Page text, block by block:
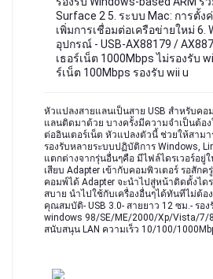
Surface 2 5. ระบบ Mac: การตั้ง
เพิ่มการเชื่อมต่อเครือข่ายใหม่ 6.
อุปกรณ์ - USB-AX88179 /
เธอร์เน็ต 1000Mbps ไม่รองรับ
ร์เน็ต 100Mbps รองรับ wii u
หัวแปลงสายแลนเป็นสาย USB สำหรับค
แลนติดมาด้วย บางครั้งมีความจำเป็นต้อง
ต่ออินเตอร์เน็ต หัวแปลงตัวนี้ ช่วยให้สาม
รองรับหลายระบบปฏิบัติการ Windows,
แตกต่างจากรุ่นอื่นๆคือ มีไฟล์ไดรเวอร์อยู่
เสียบ Adapter เข้ากับคอมพิวเตอร์ รอสัก
คอมพ์ได้ Adapter จะนำไปสู่หน้าติดตั้งได
สบาย นำไปใช้กับเครื่องอื่นๆได้ทันทีไม่ต้อ
คุณสมบัติ- USB 3.0- สายยาว 12 ซม.- รอ
windows 98/SE/ME/2000/Xp/Vista/7/
สนับสนุน LAN ความเร็ว 10/100/